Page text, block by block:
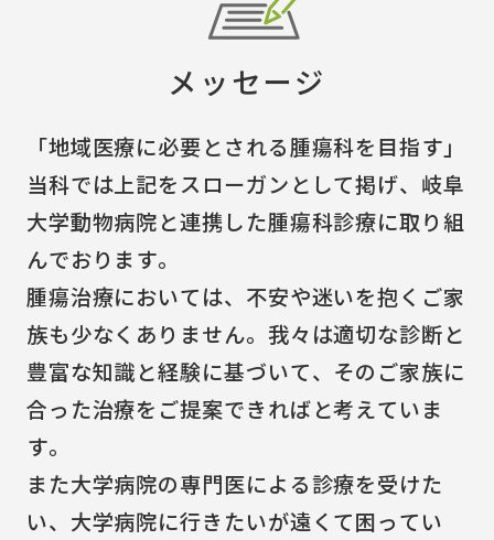
メッセージ
「地域医療に必要とされる腫瘍科を目指す」
当科では上記をスローガンとして掲げ、岐阜
大学動物病院と連携した腫瘍科診療に取り組
んでおります。
腫瘍治療においては、不安や迷いを抱くご家
族も少なくありません。我々は適切な診断と
豊富な知識と経験に基づいて、そのご家族に
合った治療をご提案できればと考えていま
す。
また大学病院の専門医による診療を受けた
い、大学病院に行きたいが遠くて困ってい